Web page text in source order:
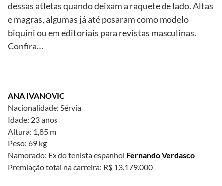
dessas atletas quando deixam a raquete de lado. Altas
e magras, algumas já até posaram como modelo
biquíni ou em editoriais para revistas masculinas.
Confira…
ANA IVANOVIC
Nacionalidade: Sérvia
Idade: 23 anos
Altura: 1,85 m
Peso: 69 kg
Namorado: Ex do tenista espanhol Fernando Verdasco
Premiação total na carreira: R$ 13.179.000